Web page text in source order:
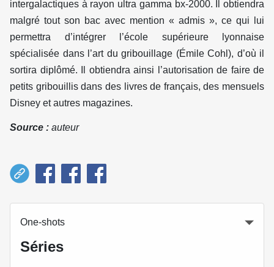
intergalactiques à rayon ultra gamma bx-2000. Il obtiendra
malgré tout son bac avec mention « admis », ce qui lui
permettra d’intégrer l’école supérieure lyonnaise
spécialisée dans l’art du gribouillage (Émile Cohl), d’où il
sortira diplômé. Il obtiendra ainsi l’autorisation de faire de
petits gribouillis dans des livres de français, des mensuels
Disney et autres magazines.
Source : auteur
One-shots
Séries